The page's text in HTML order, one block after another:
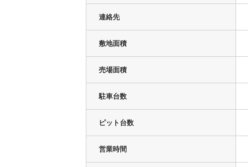
連絡先
敷地面積
売場面積
駐車台数
ピット台数
営業時間